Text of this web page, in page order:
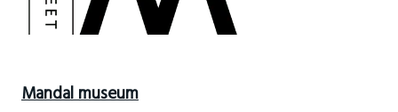
Mandal museum